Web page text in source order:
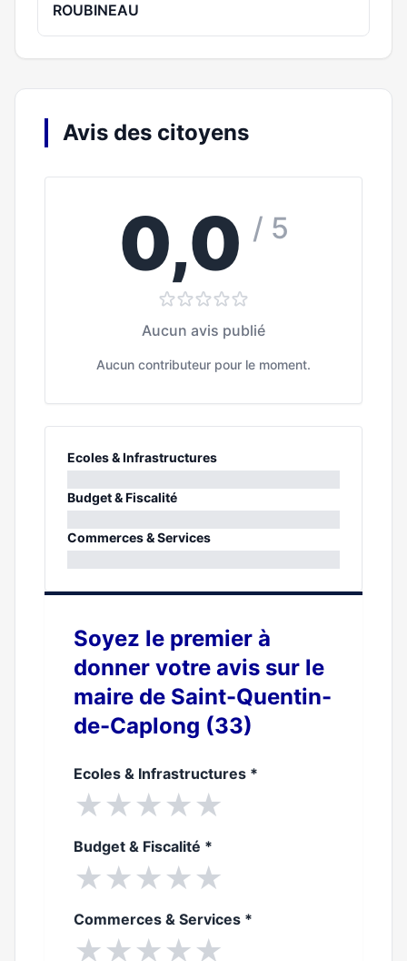
ROUBINEAU
Avis des citoyens
0,0 / 5
Aucun avis publié
Aucun contributeur pour le moment.
Ecoles & Infrastructures
0%
Budget & Fiscalité
0%
Commerces & Services
Soyez le premier à
donner votre avis sur le
maire de Saint-Quentin-
de-Caplong (33)
Ecoles & Infrastructures *
★★★★★
Budget & Fiscalité *
★★★★★
Commerces & Services *
★★★★★